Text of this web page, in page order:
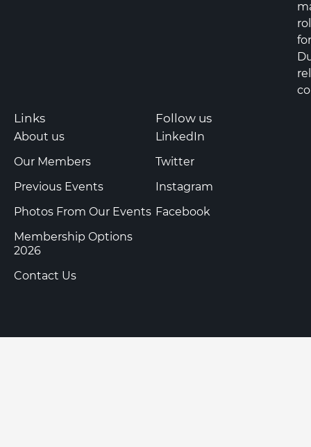
for
Links
About us
Our Members
Previous Events
Photos From Our Events
Membership Options
2026
Contact Us
Follow us
LinkedIn
Twitter
Instagram
Facebook